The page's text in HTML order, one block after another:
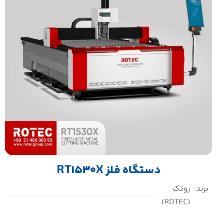
دستگاه فلز RT1530X
برند: روتک
(ROTEC)